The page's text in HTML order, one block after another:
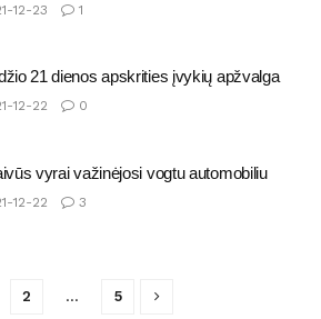
12-23 1
21 dienos apskrities įvykių apžvalga
12-22 0
vyrai važinėjosi vogtu automobiliu
12-22 3
2 … 5